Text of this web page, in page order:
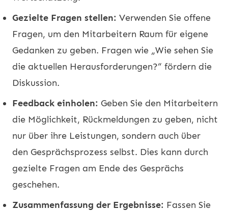
Gezielte Fragen stellen: Verwenden Sie offene
Fragen, um den Mitarbeitern Raum für eigene
Gedanken zu geben. Fragen wie „Wie sehen Sie
die aktuellen Herausforderungen?“ fördern die
Diskussion.
Feedback einholen: Geben Sie den Mitarbeitern
die Möglichkeit, Rückmeldungen zu geben, nicht
nur über ihre Leistungen, sondern auch über
den Gesprächsprozess selbst. Dies kann durch
gezielte Fragen am Ende des Gesprächs
geschehen.
Zusammenfassung der Ergebnisse: Fassen Sie